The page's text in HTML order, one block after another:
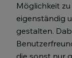
Möglichkeit
eigenständig
gestalten.
die sonst nur